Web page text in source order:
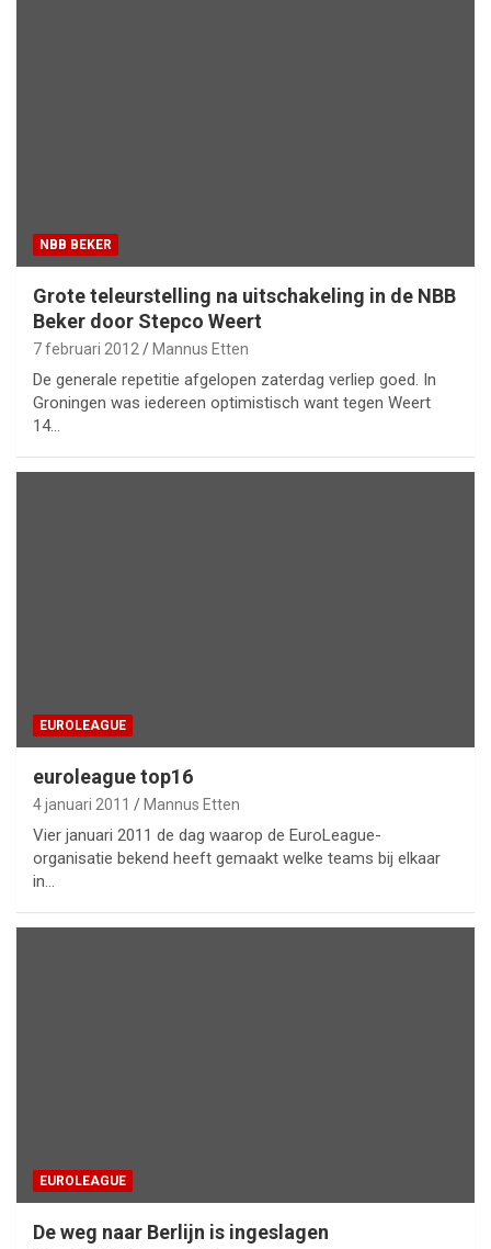
NBB BEKER
Grote teleurstelling na uitschakeling in de NBB
Beker door Stepco Weert
7 februari 2012 Mannus Etten
De generale repetitie afgelopen zaterdag verliep goed. In
Groningen was iedereen optimistisch want tegen Weert
14…
EUROLEAGUE
euroleague top16
4 januari 2011 Mannus Etten
Vier januari 2011 de dag waarop de EuroLeague-
organisatie bekend heeft gemaakt welke teams bij elkaar
in…
EUROLEAGUE
De weg naar Berlijn is ingeslagen